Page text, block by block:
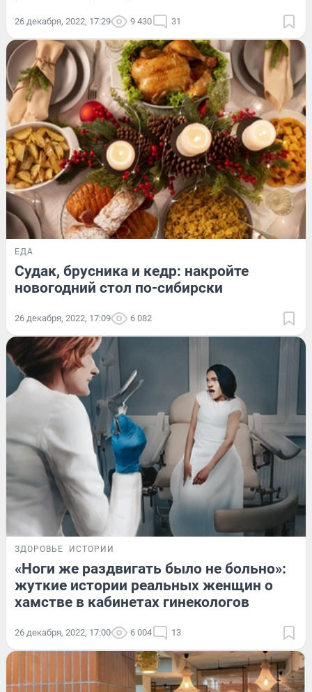
26 декабря, 2022, 17:29 9 430 31
ЕДА
Судак, брусника и кедр: накройте
новогодний стол по-сибирски
26 декабря, 2022, 17:09 6 082
ЗДОРОВЬЕ ИСТОРИИ
«Ноги же раздвигать было не больно»:
жуткие истории реальных женщин о
хамстве в кабинетах гинекологов
26 декабря, 2022, 17:00 6 004 13